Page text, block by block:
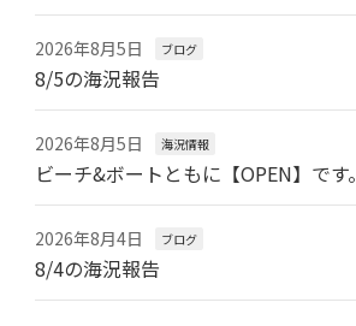
2026年8月5日 ブログ
8/5の海況報告
2026年8月5日 海況情報
ビーチ&ボートともに【OPEN】です。
2026年8月4日 ブログ
8/4の海況報告